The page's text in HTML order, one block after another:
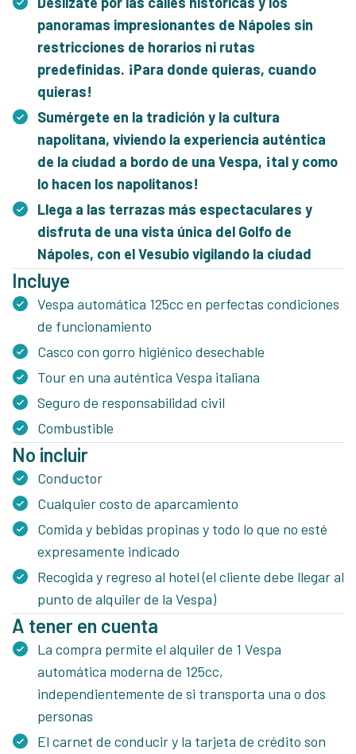
panoramas impresionantes de Nápoles sin
restricciones de horarios ni rutas
predefinidas. ¡Para donde quieras, cuando
quieras!
Sumérgete en la tradición y la cultura
napolitana, viviendo la experiencia auténtica
de la ciudad a bordo de una Vespa, ¡tal y como
lo hacen los napolitanos!
Llega a las terrazas más espectaculares y
disfruta de una vista única del Golfo de
Nápoles, con el Vesubio vigilando la ciudad
Incluye
Vespa automática 125cc en perfectas condiciones
de funcionamiento
Casco con gorro higiénico desechable
Tour en una auténtica Vespa italiana
Seguro de responsabilidad civil
Combustible
No incluir
Conductor
Cualquier costo de aparcamiento
Comida y bebidas propinas y todo lo que no esté
expresamente indicado
Recogida y regreso al hotel (el cliente debe llegar al
punto de alquiler de la Vespa)
A tener en cuenta
La compra permite el alquiler de 1 Vespa
automática moderna de 125cc,
independientemente de si transporta una o dos
personas
El carnet de conducir y la tarjeta de crédito son